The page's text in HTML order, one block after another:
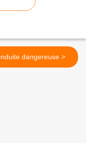
Conduite dangereuse >